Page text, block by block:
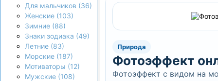
Для мальчиков (36)
Женские (103)
Зимние (88)
Знаки зодиака (49)
Летние (83)
Морские (187)
Мотиваторы (12)
Мужские (108)
Природа
Фотоэффект
Фотоэффект с видом на